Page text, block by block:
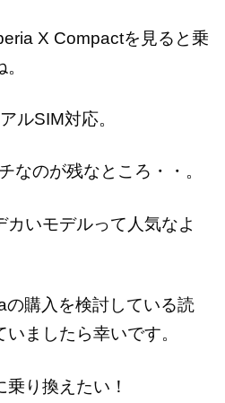
X Compactを見ると乗
ルSIM対応。
なのが残なところ・・。
いモデルって人気なよ
購入を検討している読
ましたら幸いです。
り換えたい！